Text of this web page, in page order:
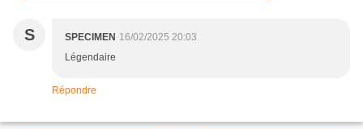
S SPECIMEN 16/02/2025 20:03
Légendaire
Répondre